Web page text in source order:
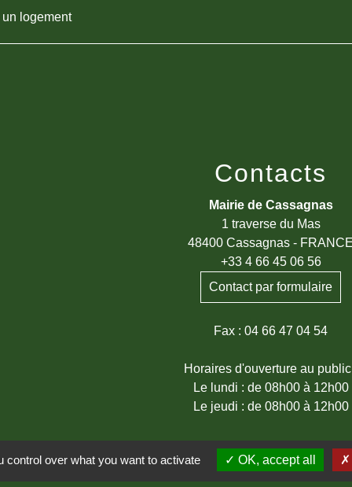
logement
Contacts
Mairie de Cassagnas
1 traverse du Mas
48400 Cassagnas -
+33 4 66 45 06 56
Contact par formulaire
Fax : 04 66 47 04 54
Horaires d'ouverture au
Le lundi : de 08h00 à 12h00
Le jeudi : de 08h00 à 12h00
over what you want to activate OK, accept all